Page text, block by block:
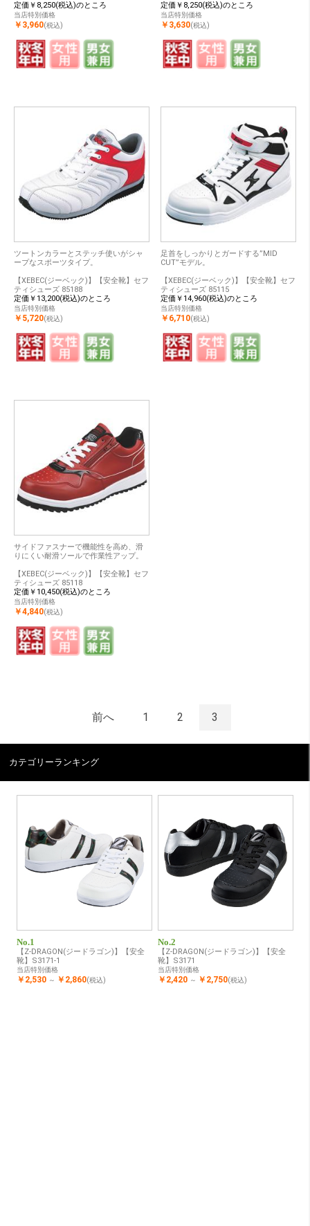
定価￥8,250(税込)のところ
当店特別価格
￥3,960(税込)
定価￥8,250(税込)のところ
当店特別価格
￥3,630(税込)
ツートンカラーとステッチ使いがシャ
ープなスポーツタイプ。
【XEBEC(ジーベック)】【安全靴】セフ
ティシューズ 85188
定価￥13,200(税込)のところ
当店特別価格
￥5,720(税込)
足首をしっかりとガードする”MID
CUT”モデル。
【XEBEC(ジーベック)】【安全靴】セフ
ティシューズ 85115
定価￥14,960(税込)のところ
当店特別価格
￥6,710(税込)
サイドファスナーで機能性を高め、滑
りにくい耐滑ソールで作業性アップ。
【XEBEC(ジーベック)】【安全靴】セフ
ティシューズ 85118
定価￥10,450(税込)のところ
当店特別価格
￥4,840(税込)
前へ 1 2 3
カテゴリーランキング
No.1
【Z-DRAGON(ジードラゴン)】【安全
靴】S3171-1
当店特別価格
￥2,530 ～ ￥2,860(税込)
No.2
【Z-DRAGON(ジードラゴン)】【安全
靴】S3171
当店特別価格
￥2,420 ～ ￥2,750(税込)